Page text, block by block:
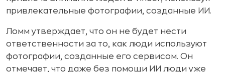
привлекательные фотографии, созданные ИИ.
Ломм утверждает, что он не будет нести
ответственности за то, как люди используют
фотографии, созданные его сервисом. Он
отмечает, что даже без помощи ИИ люди уже